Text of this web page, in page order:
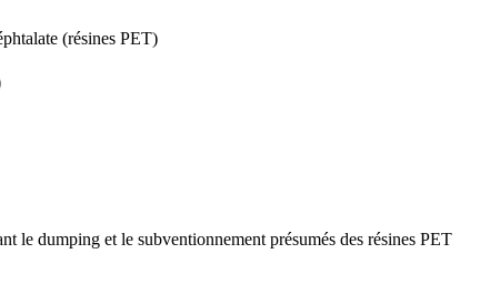
(résines PET)
le dumping et le subventionnement présumés des résines PET